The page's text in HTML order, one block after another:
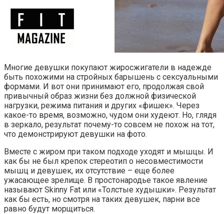
Многие девушки покупают жиросжигатели в надежде
быть похожими на стройных барышень с сексуальными
формами. И вот они принимают его, продолжая свой
привычный образ жизни без должной физической
нагрузки, режима питания и других «фишек». Через
какое-то время, возможно, чудом они худеют. Но, глядя
в зеркало, результат почему-то совсем не похож на тот,
что демонстрируют девушки на фото.
Вместе с жиром при таком подходе уходят и мышцы. И
как бы не был крепок стереотип о несовместимости
мышц и девушек, их отсутствие – еще более
ужасающее зрелище. В простонародье такое явление
называют Skinny Fat или «Толстые худышки». Результат
как бы есть, но смотря на таких девушек, парни все
равно будут морщиться.